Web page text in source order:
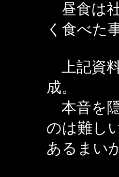
昼食は
く食べた
上記資
成。
本音を
のは難し
あるまい